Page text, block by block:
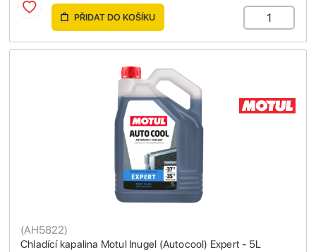
PŘIDAT DO KOŠÍKU
Chladící kapalina Motul Inugel (Autocool) Expert - 5L
(AH5822)